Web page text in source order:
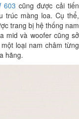
603 cũng được cải tiến
trúc màng loa. Cụ thể,
trang bị hệ thống nam
mid và woofer cũng sở
loại nam châm từng
hãng.